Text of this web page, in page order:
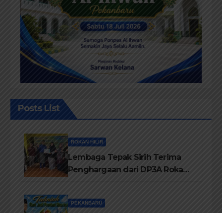
Posts List
ROKAN HILIR
Lembaga Tepak Sirih Terima
Penghargaan dari DP3A Rokan
PEKANBARU